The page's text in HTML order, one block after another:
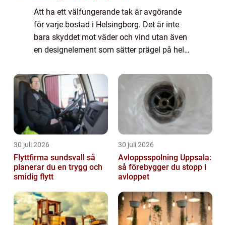
Att ha ett välfungerande tak är avgörande
för varje bostad i Helsingborg. Det är inte
bara skyddet mot väder och vind utan även
en designelement som sätter prägel på hela
30 juli 2026
Flyttfirma sundsvall så
planerar du en trygg och
smidig flytt
30 juli 2026
Avloppsspolning Uppsala:
så förebygger du stopp i
avloppet